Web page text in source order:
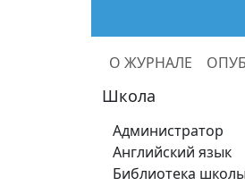
О ЖУРНАЛЕ
Школа
Администратор
Английский язык
Библиотека школы